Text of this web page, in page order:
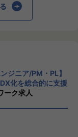
す
しており、フ
度な分析ノ
ロフェッショ
ションとして
持った技術
性のある高度
コストで提
確保に貢献す
ります。
ジニア/PM・PL】
化を総合的に支援
ーク求人